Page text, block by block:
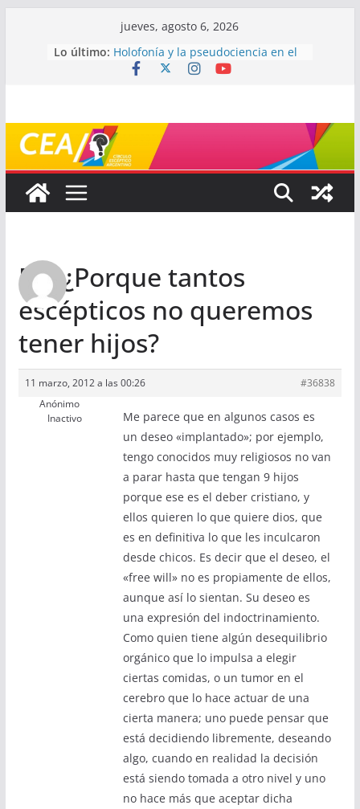
jueves, agosto 6, 2026
Lo último: Holofonía y la pseudociencia en el
audio
Mayéutica (o cómo debatir sin
terminar a los golpes)
Somos menos capaces de lo que
Re: ¿Porque tantos
escépticos no queremos
tener hijos?
11 marzo, 2012 a las 00:26
#36838
Anónimo
Inactivo
Me parece que en algunos casos es
un deseo «implantado»; por ejemplo,
tengo conocidos muy religiosos no van
a parar hasta que tengan 9 hijos
porque ese es el deber cristiano, y
ellos quieren lo que quiere dios, que
es en definitiva lo que les inculcaron
desde chicos. Es decir que el deseo, el
«free will» no es propiamente de ellos,
aunque así lo sientan. Su deseo es
una expresión del indoctrinamiento.
Como quien tiene algún desequilibrio
orgánico que lo impulsa a elegir
ciertas comidas, o un tumor en el
cerebro que lo hace actuar de una
cierta manera; uno puede pensar que
está decidiendo libremente, deseando
algo, cuando en realidad la decisión
está siendo tomada a otro nivel y uno
no hace más que aceptar dicha